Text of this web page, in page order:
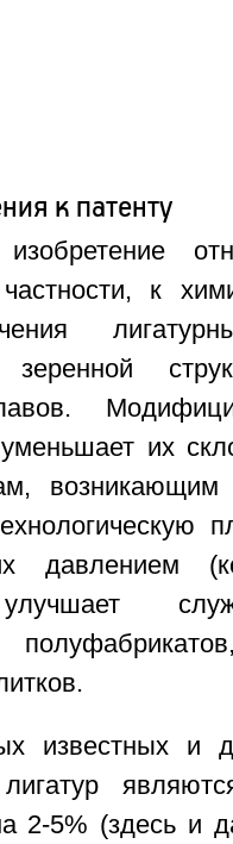
к патенту
к
зеренной
их
давлением
известных и
2-5% (здесь и